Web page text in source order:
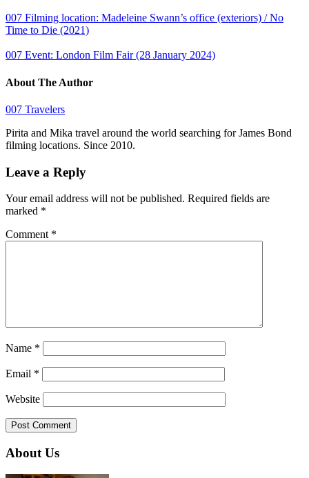
007 Filming location: Madeleine Swann’s office (exteriors) / No
Time to Die (2021)
007 Event: London Film Fair (28 January 2024)
About The Author
007 Travelers
Pirita and Mika travel around the world searching for James Bond
filming locations. Since 2010.
Leave a Reply
Your email address will not be published. Required fields are
marked *
Comment *
Name *
Email *
Website
About Us